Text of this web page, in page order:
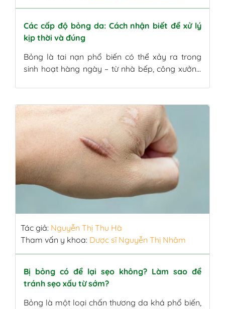
Các cấp độ bỏng da: Cách nhận biết để xử lý
kịp thời và đúng
Bỏng là tai nạn phổ biến có thể xảy ra trong
sinh hoạt hàng ngày – từ nhà bếp, công xưởng
đúng cách. Việc đánh giá sai mức độ tổn thương
da […]
Tác giả: Nguyễn Thị Thu Hà
Tham vấn y khoa: Dược sĩ Nguyễn Thị Nhâm
Bị bỏng có để lại sẹo không? Làm sao để
tránh sẹo xấu từ sớm?
Bỏng là một loại chấn thương da khá phổ biến,